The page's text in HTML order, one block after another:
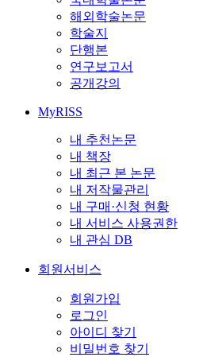
해외학술논문
학술지
단행본
연구보고서
공개강의
MyRISS
내 추천논문
내 책장
내 최근 본 논문
내 저작물관리
내 구매·신청 현황
내 서비스 사용권한
내 관심 DB
회원서비스
회원가입
로그인
아이디 찾기
비밀번호 찾기